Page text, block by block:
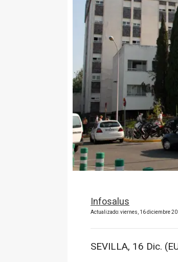
Infosalus
Actualizado: viernes, 16 diciembre
SEVILLA, 16 Dic.